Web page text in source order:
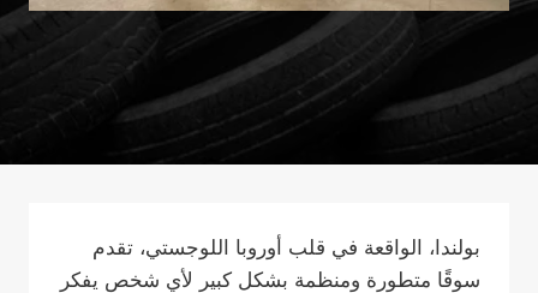
بولندا، الواقعة في قلب أوروبا اللوجستي، تقدم
سوقًا متطورة ومنظمة بشكل كبير لأي شخص يفكر